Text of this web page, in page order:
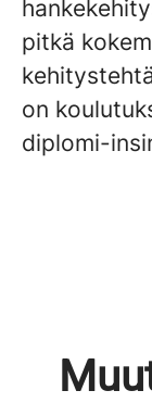
pitkä
on
diplomi-